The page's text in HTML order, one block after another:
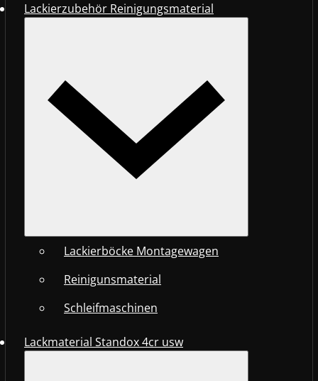
Lackierzubehör Reinigungsmaterial
Lackierböcke Montagewagen
Reinigunsmaterial
Schleifmaschinen
Lackmaterial Standox 4cr usw